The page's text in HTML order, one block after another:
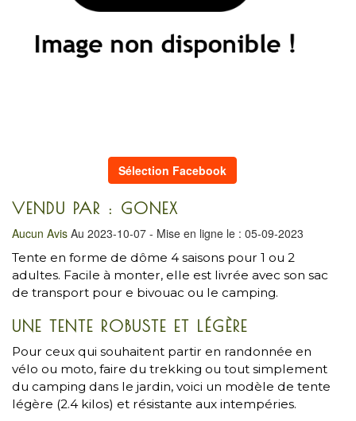
Sélection Facebook
VENDU PAR : GONEX
Aucun Avis Au 2023-10-07 - Mise en ligne le : 05-09-2023
Tente en forme de dôme 4 saisons pour 1 ou 2
adultes. Facile à monter, elle est livrée avec son sac
de transport pour e bivouac ou le camping.
UNE TENTE ROBUSTE ET LÉGÈRE
Pour ceux qui souhaitent partir en randonnée en
vélo ou moto, faire du trekking ou tout simplement
du camping dans le jardin, voici un modèle de tente
légère (2.4 kilos) et résistante aux intempéries.